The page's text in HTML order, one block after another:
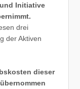
Initiative
drei
der Aktiven
dieser